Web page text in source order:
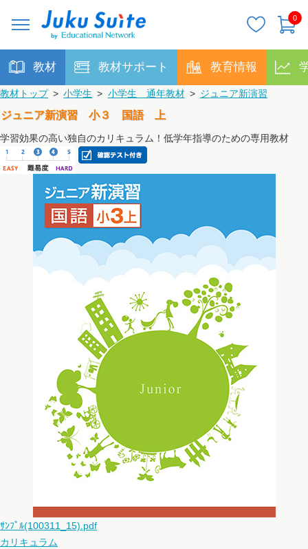
0
教材 教材サポート 教育情報
教材トップ > 小学生 > 小学生 通年教材 > ジュニア新演習
ジュニア新演習 小３ 国語 上
学習効果の高い独自のカリキュラム！低学年指導のための専用教材
ｻﾝﾌﾟﾙ(100311_15).pdf
カリキュラム